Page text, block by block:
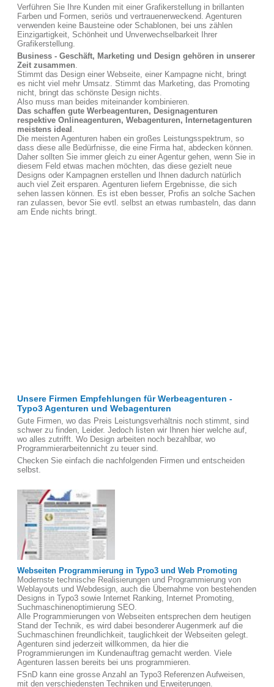
Verführen Sie Ihre Kunden mit einer Grafikerstellung in brillanten
Farben und Formen, seriös und vertrauenerweckend. Agenturen
verwenden keine Bausteine oder Schablonen, bei uns zählen
Einzigartigkeit, Schönheit und Unverwechselbarkeit Ihrer
Grafikerstellung.
Business - Geschäft, Marketing und Design gehören in unserer
Zeit zusammen.
Stimmt das Design einer Webseite, einer Kampagne nicht, bringt
es nicht viel mehr Umsatz. Stimmt das Marketing, das Promoting
nicht, bringt das schönste Design nichts.
Also muss man beides miteinander kombinieren.
Das schaffen gute Werbeagenturen, Designagenturen
respektive Onlineagenturen, Webagenturen, Internetagenturen
meistens ideal .
Die meisten Agenturen haben ein großes Leistungsspektrum, so
dass diese alle Bedürfnisse, die eine Firma hat, abdecken können.
Daher sollten Sie immer gleich zu einer Agentur gehen, wenn Sie in
diesem Feld etwas machen möchten, das diese gezielt neue
Designs oder Kampagnen erstellen und Ihnen dadurch natürlich
auch viel Zeit ersparen. Agenturen liefern Ergebnisse, die sich
sehen lassen können. Es ist eben besser, Profis an solche Sachen
ran zulassen, bevor Sie evtl. selbst an etwas rumbasteln, das dann
am Ende nichts bringt.
Unsere Firmen Empfehlungen für Werbeagenturen -
Typo3 Agenturen und Webagenturen
Gute Firmen, wo das Preis Leistungsverhältnis noch stimmt, sind
schwer zu finden, Leider. Jedoch listen wir Ihnen hier welche auf,
wo alles zutrifft. Wo Design arbeiten noch bezahlbar, wo
Programmierarbeitennicht zu teuer sind.
Checken Sie einfach die nachfolgenden Firmen und entscheiden
selbst.
Webseiten Programmierung in Typo3 und Web Promoting
Modernste technische Realisierungen und Programmierung von
Weblayouts und Webdesign, auch die Übernahme von bestehenden
Designs in Typo3 sowie Internet Ranking, Internet Promoting,
Suchmaschinenoptimierung SEO.
Alle Programmierungen von Webseiten entsprechen dem heutigen
Stand der Technik, es wird dabei besonderer Augenmerk auf die
Suchmaschinen freundlichkeit, tauglichkeit der Webseiten gelegt.
Agenturen sind jederzeit willkommen, da hier die
Programmierungen im Kundenauftrag gemacht werden. Viele
Agenturen lassen bereits bei uns programmieren.
FSnD kann eine grosse Anzahl an Typo3 Referenzen Aufweisen,
mit den verschiedensten Techniken und Erweiterungen.